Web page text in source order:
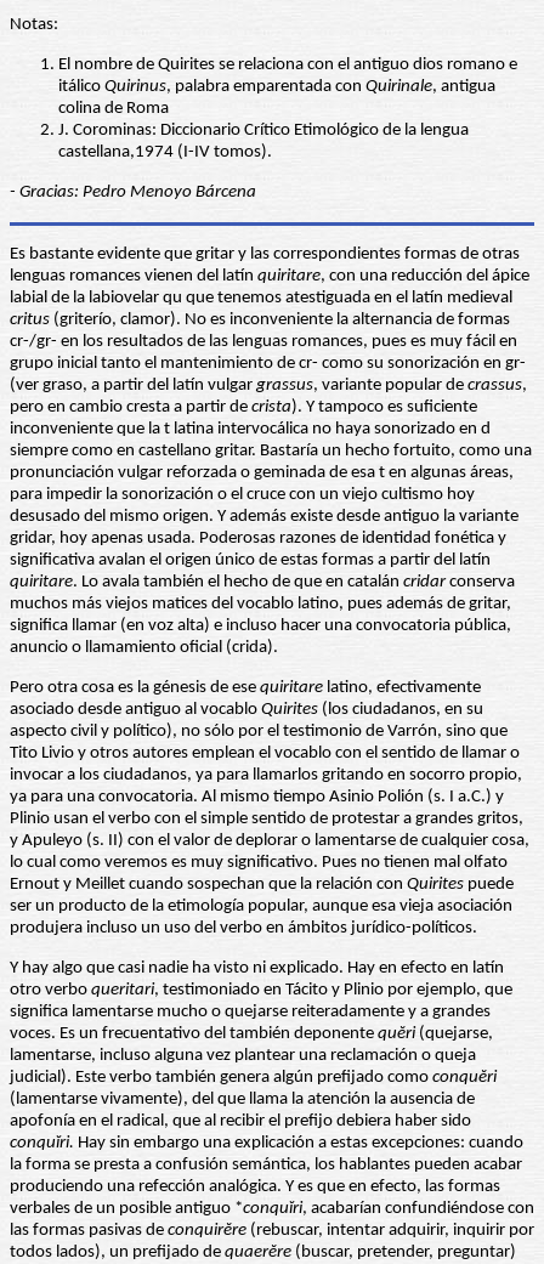
Notas:
El nombre de Quirites se relaciona con el antiguo dios romano e
itálico Quirinus, palabra emparentada con Quirinale, antigua
colina de Roma
J. Corominas: Diccionario Crítico Etimológico de la lengua
castellana,1974 (I-IV tomos).
- Gracias: Pedro Menoyo Bárcena
Es bastante evidente que gritar y las correspondientes formas de otras
lenguas romances vienen del latín quiritare, con una reducción del ápice
labial de la labiovelar qu que tenemos atestiguada en el latín medieval
critus (griterío, clamor). No es inconveniente la alternancia de formas
cr-/gr- en los resultados de las lenguas romances, pues es muy fácil en
grupo inicial tanto el mantenimiento de cr- como su sonorización en gr-
(ver graso, a partir del latín vulgargrassus, variante popular de crassus,
pero en cambio cresta a partir de crista). Y tampoco es suficiente
inconveniente que la t latina intervocálica no haya sonorizado en d
siempre como en castellano gritar. Bastaría un hecho fortuito, como una
pronunciación vulgar reforzada o geminada de esa t en algunas áreas,
para impedir la sonorización o el cruce con un viejo cultismo hoy
desusado del mismo origen. Y además existe desde antiguo la variante
gridar, hoy apenas usada. Poderosas razones de identidad fonética y
significativa avalan el origen único de estas formas a partir del latín
quiritare. Lo avala también el hecho de que en catalán cridarconserva
muchos más viejos matices del vocablo latino, pues además de gritar,
significa llamar (en voz alta) e incluso hacer una convocatoria pública,
anuncio o llamamiento oficial (crida).
Pero otra cosa es la génesis de ese quiritare latino, efectivamente
asociado desde antiguo al vocablo Quirites (los ciudadanos, en su
aspecto civil y político), no sólo por el testimonio de Varrón, sino que
Tito Livio y otros autores emplean el vocablo con el sentido de llamar o
invocar a los ciudadanos, ya para llamarlos gritando en socorro propio,
ya para una convocatoria. Al mismo tiempo Asinio Polión (s. I a.C.) y
Plinio usan el verbo con el simple sentido de protestar a grandes gritos,
y Apuleyo (s. II) con el valor de deplorar o lamentarse de cualquier cosa,
lo cual como veremos es muy significativo. Pues no tienen mal olfato
Ernout y Meillet cuando sospechan que la relación con Quirites puede
ser un producto de la etimología popular, aunque esa vieja asociación
produjera incluso un uso del verbo en ámbitos jurídico-políticos.
Y hay algo que casi nadie ha visto ni explicado. Hay en efecto en latín
otro verbo queritari, testimoniado en Tácito y Plinio por ejemplo, que
significa lamentarse mucho o quejarse reiteradamente y a grandes
voces. Es un frecuentativo del también deponente quĕri(quejarse,
lamentarse, incluso alguna vez plantear una reclamación o queja
judicial). Este verbo también genera algún prefijado como conquĕri
(lamentarse vivamente), del que llama la atención la ausencia de
apofonía en el radical, que al recibir el prefijo debiera haber sido
conquĭri. Hay sin embargo una explicación a estas excepciones: cuando
la forma se presta a confusión semántica, los hablantes pueden acabar
produciendo una refección analógica. Y es que en efecto, las formas
verbales de un posible antiguo *conquĭri, acabarían confundiéndose con
las formas pasivas de conquirĕre (rebuscar, intentar adquirir, inquirir por
todos lados), un prefijado de quaerĕre (buscar, pretender, preguntar)